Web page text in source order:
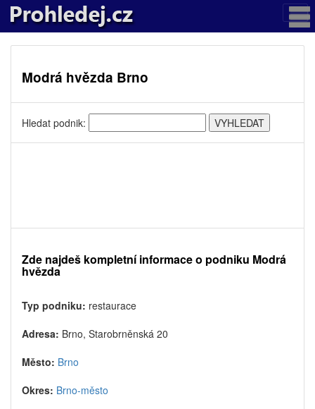
Modrá hvězda Brno
Hledat podnik:
Zde najdeš kompletní informace o podniku Modrá
hvězda
Typ podniku: restaurace
Adresa: Brno, Starobrněnská 20
Město: Brno
Okres: Brno-město